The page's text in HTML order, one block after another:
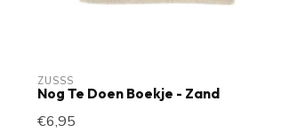
ZUSSS
Nog Te Doen Boekje - Zand
€6,95